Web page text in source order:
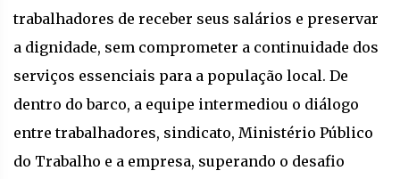
trabalhadores de receber seus salários e preservar
a dignidade, sem comprometer a continuidade dos
serviços essenciais para a população local. De
dentro do barco, a equipe intermediou o diálogo
entre trabalhadores, sindicato, Ministério Público
do Trabalho e a empresa, superando o desafio